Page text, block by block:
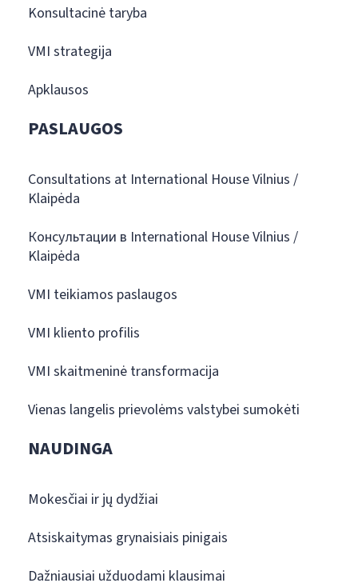
Konsultacinė taryba
VMI strategija
Apklausos
PASLAUGOS
Consultations at International House Vilnius /
Klaipėda
Консультации в International House Vilnius /
Klaipėda
VMI teikiamos paslaugos
VMI kliento profilis
VMI skaitmeninė transformacija
Vienas langelis prievolėms valstybei sumokėti
NAUDINGA
Mokesčiai ir jų dydžiai
Atsiskaitymas grynaisiais pinigais
Dažniausiai užduodami klausimai